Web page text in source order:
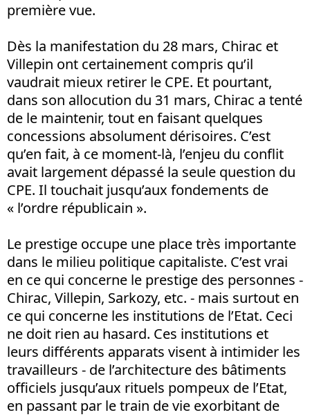
première vue.
Dès la manifestation du 28 mars, Chirac et
Villepin ont certainement compris qu’il
vaudrait mieux retirer le CPE. Et pourtant,
dans son allocution du 31 mars, Chirac a tenté
de le maintenir, tout en faisant quelques
concessions absolument dérisoires. C’est
qu’en fait, à ce moment-là, l’enjeu du conflit
avait largement dépassé la seule question du
CPE. Il touchait jusqu’aux fondements de
« l’ordre républicain ».
Le prestige occupe une place très importante
dans le milieu politique capitaliste. C’est vrai
en ce qui concerne le prestige des personnes -
Chirac, Villepin, Sarkozy, etc. - mais surtout en
ce qui concerne les institutions de l’Etat. Ceci
ne doit rien au hasard. Ces institutions et
leurs différents apparats visent à intimider les
travailleurs - de l’architecture des bâtiments
officiels jusqu’aux rituels pompeux de l’Etat,
en passant par le train de vie exorbitant de